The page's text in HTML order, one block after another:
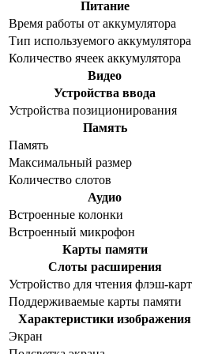
Питание
Время работы от аккумулятора
Тип используемого аккумулятора
Количество ячеек аккумулятора
Видео
Устройства ввода
Устройства позиционирования
Память
Память
Максимальный размер
Количество слотов
Аудио
Встроенные колонки
Встроенный микрофон
Карты памяти
Слоты расширения
Устройство для чтения флэш-карт
Поддерживаемые карты памяти
Характеристики изображения
Экран